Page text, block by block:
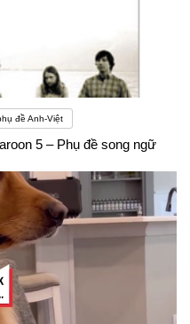
đề Anh-Việt
5 – Phụ đề song ngữ